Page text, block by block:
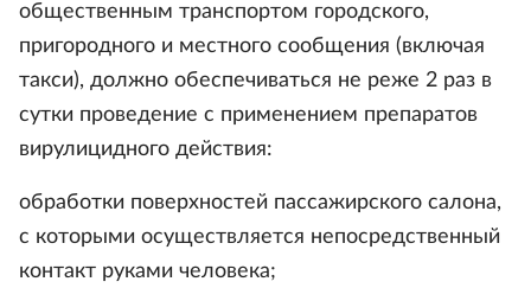
общественным транспортом городского,
пригородного и местного сообщения (включая
такси), должно обеспечиваться не реже 2 раз в
сутки проведение с применением препаратов
вирулицидного действия:
обработки поверхностей пассажирского салона,
с которыми осуществляется непосредственный
контакт руками человека;